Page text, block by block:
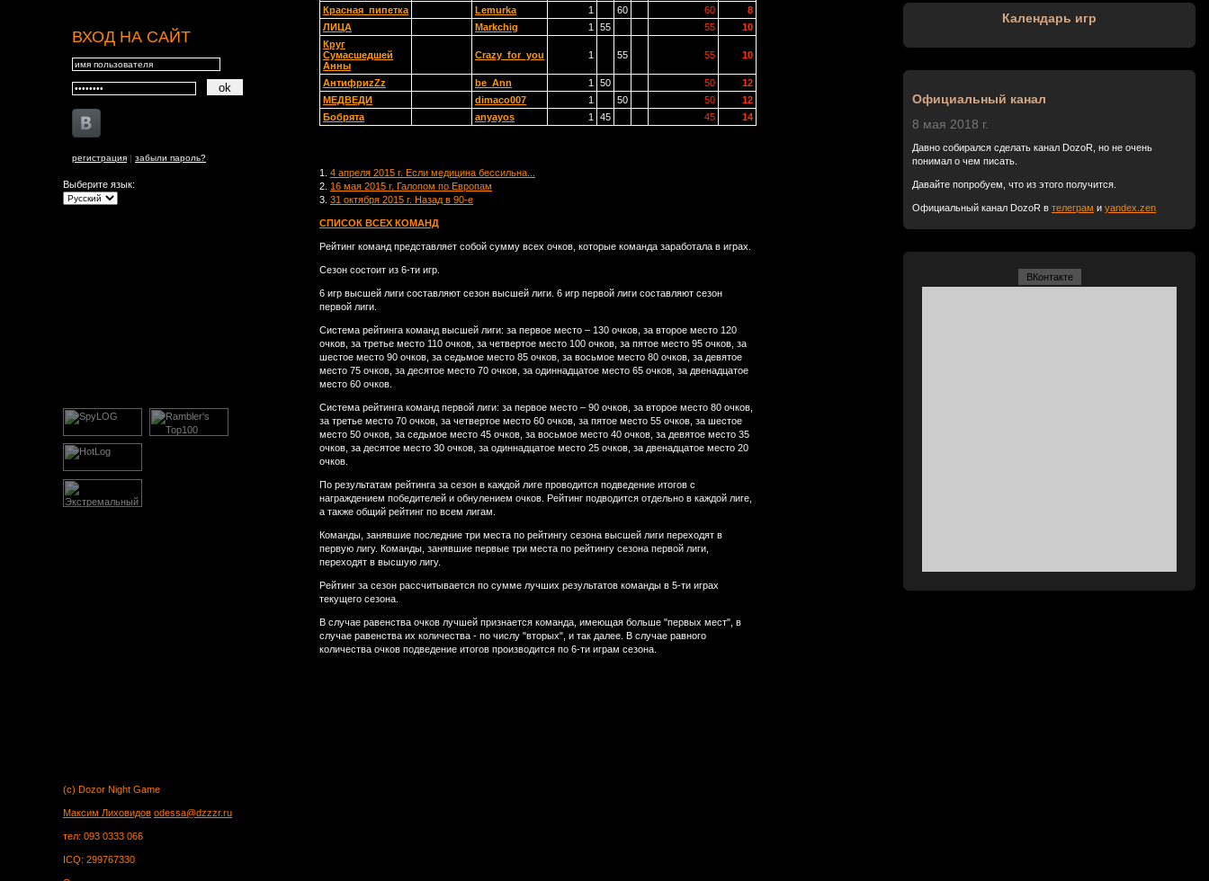
ВХОД НА САЙТ
регистрация | забыли пароль?
Выберите язык:
Красная_пипетка
Lemurka 1 60 60
8
ЛИЦА
Markchig 1 55 55
10
Круг
Сумасшедшей
Анны
Crazy_for_you 1 55 55 10
АнтифриzZz be_Ann 1 50 50
12
МЕДВЕДИ
dimaco007 1 50 50
12
Бобрята
anyayos 1 45 45 14
1. 4 апреля 2015 г. Если медицина бессильна...
2. 16 мая 2015 г. Галопом по Европам
3. 31 октября 2015 г. Назад в 90-е
СПИСОК ВСЕХ КОМАНД
Рейтинг команд представляет собой сумму всех очков, которые команда заработала в играх.
Сезон состоит из 6-ти игр.
6 игр высшей лиги составляют сезон высшей лиги. 6 игр первой лиги составляют сезон
первой лиги.
Система рейтинга команд высшей лиги: за первое место – 130 очков, за второе место 120
очков, за третье место 110 очков, за четвертое место 100 очков, за пятое место 95 очков, за
шестое место 90 очков, за седьмое место 85 очков, за восьмое место 80 очков, за девятое
место 75 очков, за десятое место 70 очков, за одиннадцатое место 65 очков, за двенадцатое
место 60 очков.
Система рейтинга команд первой лиги: за первое место – 90 очков, за второе место 80 очков,
за третье место 70 очков, за четвертое место 60 очков, за пятое место 55 очков, за шестое
место 50 очков, за седьмое место 45 очков, за восьмое место 40 очков, за девятое место 35
очков, за десятое место 30 очков, за одиннадцатое место 25 очков, за двенадцатое место 20
очков.
По результатам рейтинга за сезон в каждой лиге проводится подведение итогов с
награждением победителей и обнулением очков. Рейтинг подводится отдельно в каждой лиге,
а также общий рейтинг по всем лигам.
Команды, занявшие последние три места по рейтингу сезона высшей лиги переходят в
первую лигу. Команды, занявшие первые три места по рейтингу сезона первой лиги,
переходят в высшую лигу.
Рейтинг за сезон рассчитывается по сумме лучших результатов команды в 5-ти играх
текущего сезона.
В случае равенства очков лучшей признается команда, имеющая больше "первых мест", в
случае равенства их количества - по числу "вторых", и так далее. В случае равного
количества очков подведение итогов производится по 6-ти играм сезона.
Календарь игр
Официальный канал
8 мая 2018 г.
Давно собирался сделать канал DozoR, но не очень
понимал о чем писать.
Давайте попробуем, что из этого получится.
Официальный канал DozoR в телеграм и yandex.zen
ВКонтакте
(c) Dozor Night Game
Максим Лиховидов odessa@dzzzr.ru
тел: 093 0333 066
ICQ: 299767330